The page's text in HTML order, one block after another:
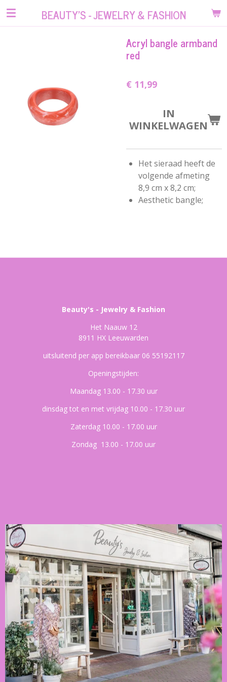
Ga
BEAUTY'S - JEWELRY & FASHION
Acryl bangle armband
red
€ 11,99
IN
WINKELWAGEN
Het sieraad heeft de
volgende afmeting
8,9 cm x 8,2 cm;
Aesthetic bangle;
Beauty's - Jewelry & Fashion
Het Naauw 12
8911 HX Leeuwarden
uitsluitend per app bereikbaar 06 55192117
Openingstijden:
Maandag 13.00 - 17.30 uur
dinsdag tot en met vrijdag 10.00 - 17.30 uur
Zaterdag 10.00 - 17.00 uur
Zondag 13.00 - 17.00 uur